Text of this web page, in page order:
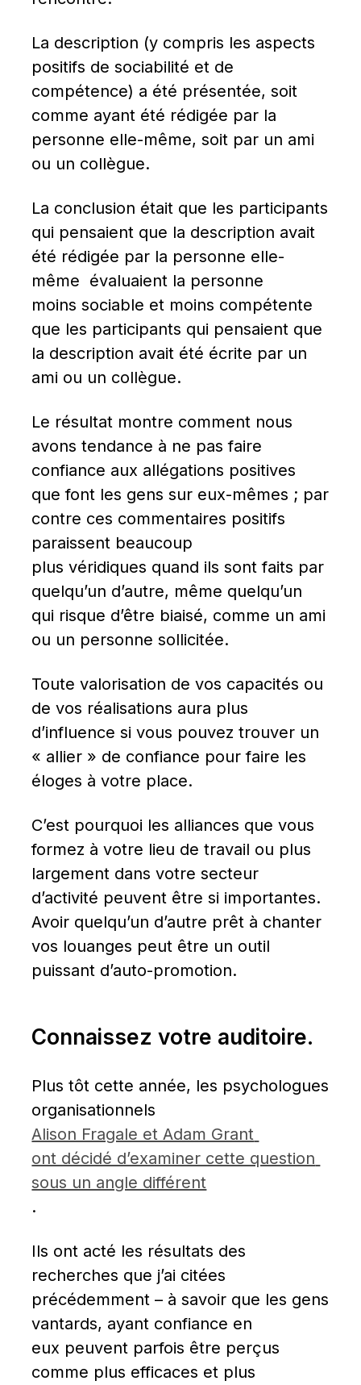
La description (y compris les aspects
positifs de sociabilité et de
compétence) a été présentée, soit
comme ayant été rédigée par la
personne elle-même, soit par un ami
ou un collègue.
La conclusion était que les participants
qui pensaient que la description avait
été rédigée par la personne elle-
même  évaluaient la personne
moins sociable et moins compétente
que les participants qui pensaient que
la description avait été écrite par un
ami ou un collègue.
Le résultat montre comment nous
avons tendance à ne pas faire
confiance aux allégations positives
que font les gens sur eux-mêmes ; par
contre ces commentaires positifs
paraissent beaucoup
plus véridiques quand ils sont faits par
quelqu’un d’autre, même quelqu’un
qui risque d’être biaisé, comme un ami
ou un personne sollicitée.
Toute valorisation de vos capacités ou
de vos réalisations aura plus
d’influence si vous pouvez trouver un
« allier » de confiance pour faire les
éloges à votre place.
C’est pourquoi les alliances que vous
formez à votre lieu de travail ou plus
largement dans votre secteur
d’activité peuvent être si importantes.
Avoir quelqu’un d’autre prêt à chanter
vos louanges peut être un outil
puissant d’auto-promotion.
Connaissez votre auditoire.
Plus tôt cette année, les psychologues
organisationnels
Alison Fragale et Adam Grant
ont décidé d’examiner cette question
sous un angle différent
.
Ils ont acté les résultats des
recherches que j’ai citées
précédemment – à savoir que les gens
vantards, ayant confiance en
eux peuvent parfois être perçus
comme plus efficaces et plus